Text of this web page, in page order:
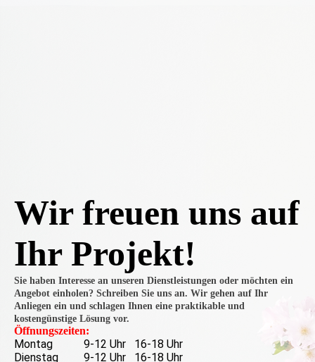
Wir freuen uns auf
Ihr Projekt!
Sie haben Interesse an unseren Dienstleistungen oder möchten ein
Angebot einholen? Schreiben Sie uns an. Wir gehen auf Ihr
Anliegen ein und schlagen Ihnen eine praktikable und
kostengünstige Lösung vor.
Öffnungszeiten:
Montag 9-12 Uhr 16-18 Uhr
Dienstag 9-12 Uhr 16-18 Uhr